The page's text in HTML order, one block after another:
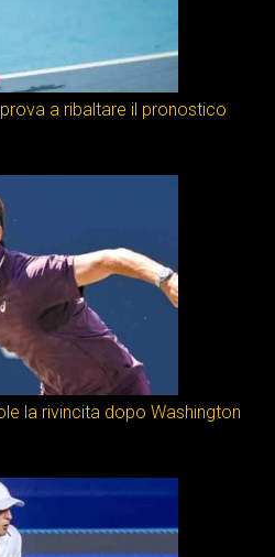
a ribaltare il pronostico
la rivincita dopo Washington